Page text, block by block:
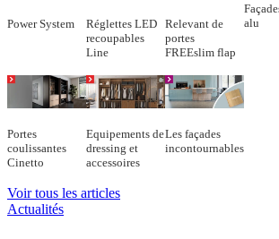
Power System
Réglettes LED
recoupables
Line
Relevant de
portes
FREEslim flap
alu
Portes
coulissantes
Cinetto
Equipements de
dressing et
accessoires
Les façades
incontournables
Voir tous les articles
Actualités